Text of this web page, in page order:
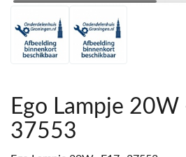
Ego Lampje 20W
37553